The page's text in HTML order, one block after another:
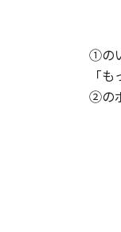
①の
「
②の